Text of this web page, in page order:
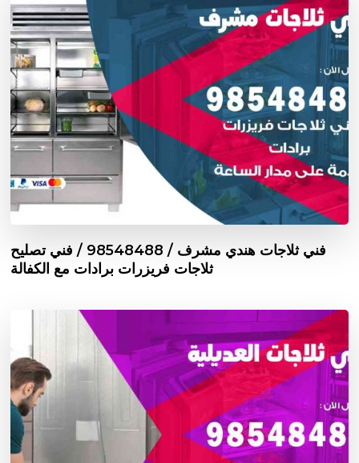
فني ثلاجات هندي مشرف / 98548488 / فني تصليح
ثلاجات فريزرات برادات مع الكفالة